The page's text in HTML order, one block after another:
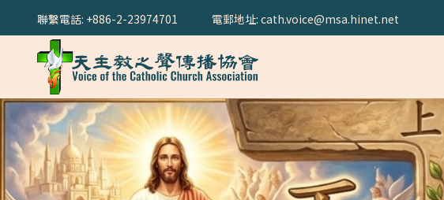
聯繫電話: +886-2-23974701 電郵地址: cath.voice@msa.hinet.net